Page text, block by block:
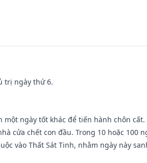
trị ngày thứ 6.
ngày tốt khác để tiến hành chôn
cửa chết con đầu. Trong 10 hoặc 100
vào Thất Sát Tinh, nhằm ngày này